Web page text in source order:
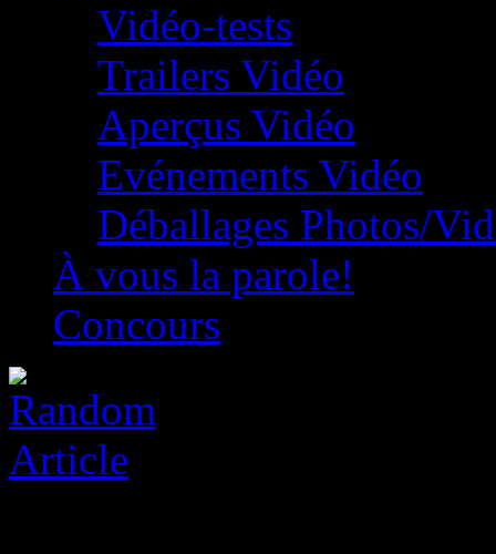
Vidéo-tests
Trailers Vidéo
Aperçus Vidéo
Evénements Vidéo
Déballages Photos/
À vous la parole!
Concours